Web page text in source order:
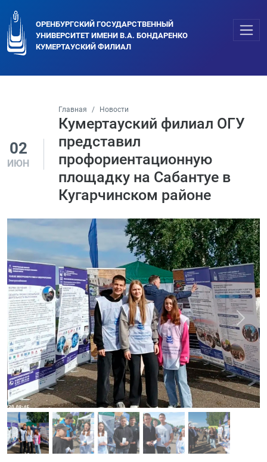
ОРЕНБУРГСКИЙ ГОСУДАРСТВЕННЫЙ
УНИВЕРСИТЕТ ИМЕНИ В.А. БОНДАРЕНКО
КУМЕРТАУСКИЙ ФИЛИАЛ
02
ИЮН
Главная Новости
Кумертауский филиал ОГУ
представил
профориентационную
площадку на Сабантуе в
Кугарчинском районе
Previous Next